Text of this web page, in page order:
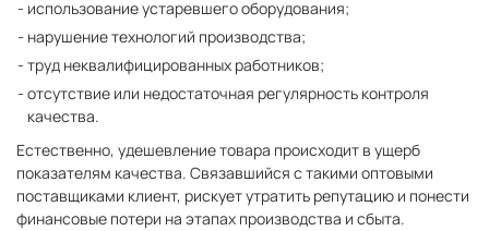
использование устаревшего оборудования;
нарушение технологий производства;
труд неквалифицированных работников;
отсутствие или недостаточная регулярность контроля
качества.
Естественно, удешевление товара происходит в ущерб
показателям качества. Связавшийся с такими оптовыми
поставщиками клиент, рискует утратить репутацию и понести
финансовые потери на этапах производства и сбыта.